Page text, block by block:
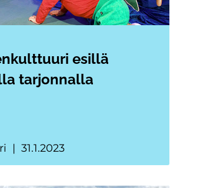
esillä
tarjonnalla
31.1.2023